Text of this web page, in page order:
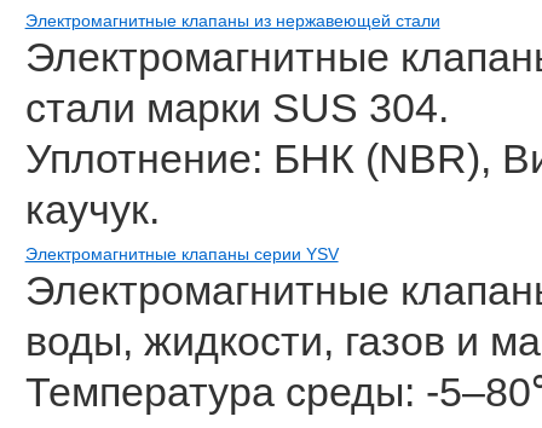
Электромагнитные клапаны из нержавеющей стали
Электромагнитные
стали марки SUS 304.
Уплотнение: БНК (NBR),
каучук.
Электромагнитные клапаны серии YSV
Электромагнитные
воды, жидкости, газов и
Температура среды: -